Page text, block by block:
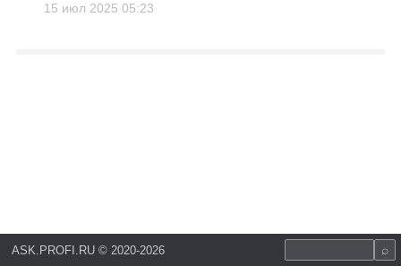
15 июл 2025 05:23
ASK.PROFI.RU © 2020-2026